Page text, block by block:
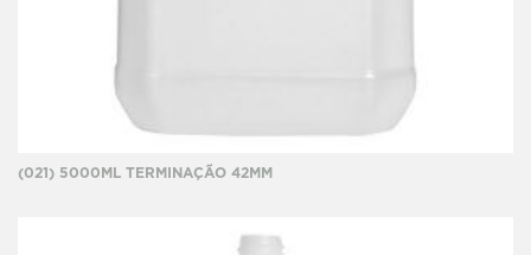
(021) 5000ML TERMINAÇÃO 42MM